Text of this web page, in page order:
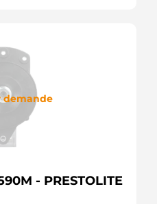
demande
- PRESTOLITE